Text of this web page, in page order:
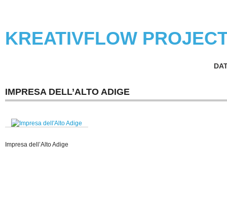
KREATIVFLOW
IMPRESA DELL’ALTO ADIGE
Impresa dell’Alto Adige